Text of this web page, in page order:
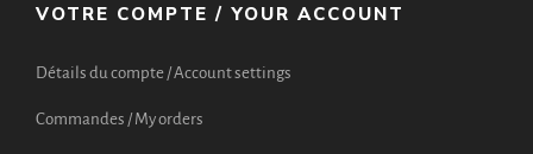
VOTRE COMPTE / YOUR ACCOUNT
Détails du compte / Account settings
Commandes / My orders